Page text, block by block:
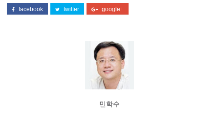
facebook twitter google+
민학수